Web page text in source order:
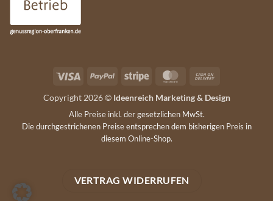
Visa PayPal Stripe MasterCard
Delivery
Copyright 2026 © Ideenreich Marketing & Design
Alle Preise inkl. der gesetzlichen MwSt.
Die durchgestrichenen Preise entsprechen dem bisherigen Preis in
diesem Online-Shop.
VERTRAG WIDERRUFEN